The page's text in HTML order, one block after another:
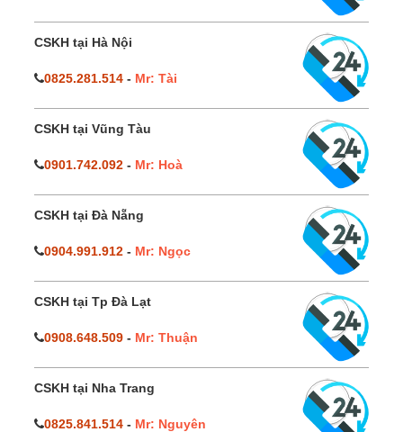
CSKH tại Hà Nội
0825.281.514 - Mr: Tài
CSKH tại Vũng Tàu
0901.742.092 - Mr: Hoà
CSKH tại Đà Nẵng
0904.991.912 - Mr: Ngọc
CSKH tại Tp Đà Lạt
0908.648.509 - Mr: Thuận
CSKH tại Nha Trang
0825.841.514 - Mr: Nguyên